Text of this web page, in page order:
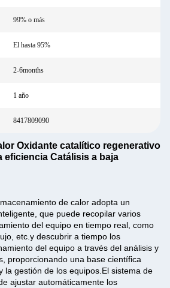
99% o más
El hasta 95%
2-6months
1 año
8417809090
Oxidante catalítico regenerativo
eficiencia Catálisis a baja
de calor adopta un
que puede recopilar varios
del equipo en tiempo real, como
etc.y descubrir a tiempo los
del equipo a través del análisis y
proporcionando una base científica
la gestión de los equipos.El sistema de
ajustar automáticamente los